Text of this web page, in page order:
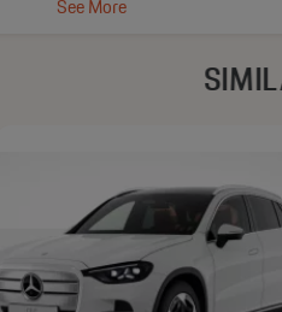
See More